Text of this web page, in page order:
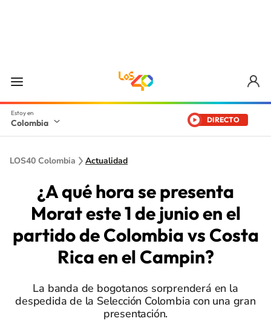
Colombia DIRECTO
LOS40 Colombia Actualidad
¿A qué hora se presenta
Morat este 1 de junio en el
partido de Colombia vs Costa
Rica en el Campin?
La banda de bogotanos sorprenderá en la
despedida de la Selección Colombia con una gran
presentación.